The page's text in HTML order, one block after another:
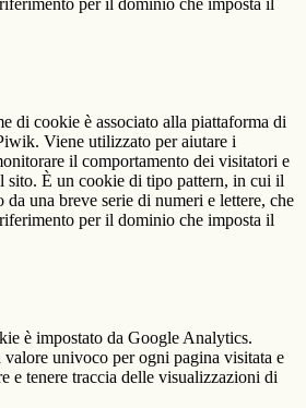
per il dominio che imposta il
di cookie è associato alla piattaforma di
Viene utilizzato per aiutare i
il comportamento dei visitatori e
sito. È un cookie di tipo pattern, in cui il
da una breve serie di numeri e lettere, che
per il dominio che imposta il
è impostato da Google Analytics.
univoco per ogni pagina visitata e
e tenere traccia delle visualizzazioni di